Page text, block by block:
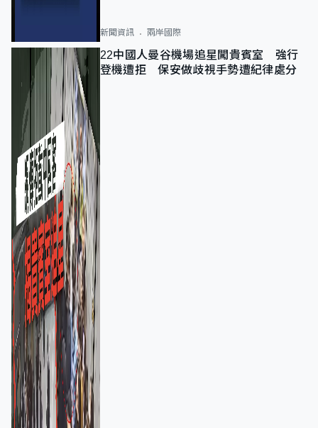
新聞資訊 兩岸國際
22中國人曼谷機場追星闖貴賓室 強行
登機遭拒 保安做歧視手勢遭紀律處分